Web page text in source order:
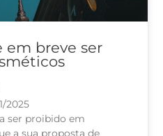
em breve ser
2025
ser proibido em
a sua proposta de